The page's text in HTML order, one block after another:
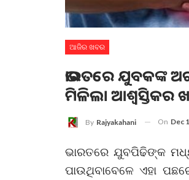
ଆଜିର ଖବର
ଭାରତରେ ଯୁବକଙ୍କ
ମିଳିଲା ଆଶ୍ଵସ୍ତିକର
By Rajyakahani On Dec
ଭାରତରେ ଯୁବପିଢିଙ୍କ
ପାଉଥିବାବେଳେ ଏହା